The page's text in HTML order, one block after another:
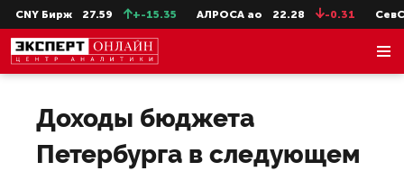
Бирж 27.59 +-15.35 АЛРОСА ао 22.28 -0.31
Доходы бюджета
Петербурга в следующем